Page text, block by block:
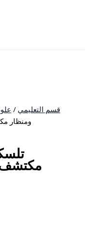
قسم التعليمي /
ومنظار